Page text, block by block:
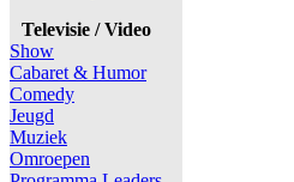
Televisie / Video
Show
Cabaret & Humor
Comedy
Jeugd
Muziek
Omroepen